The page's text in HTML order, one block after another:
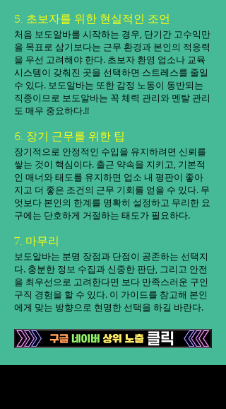
5. 초보자를 위한 현실적인 조언
처음 보도알바를 시작하는 경우, 단기간 고수익만
을 목표로 삼기보다는 근무 환경과 본인의 적응력
을 우선 고려해야 한다. 초보자 환영 업소나 교육
시스템이 갖춰진 곳을 선택하면 스트레스를 줄일
수 있다. 보도알바는 또한 감정 노동이 동반되는
직종이므로 보도알바는 꼭 체력 관리와 멘탈 관리
도 매우 중요하다.!!
6. 장기 근무를 위한 팁
장기적으로 안정적인 수입을 유지하려면 신뢰를
쌓는 것이 핵심이다. 출근 약속을 지키고, 기본적
인 매너와 태도를 유지하면 업소 내 평판이 좋아
지고 더 좋은 조건의 근무 기회를 얻을 수 있다. 무
엇보다 본인의 한계를 명확히 설정하고 무리한 요
구에는 단호하게 거절하는 태도가 필요하다.
7. 마무리
보도알바는 분명 장점과 단점이 공존하는 선택지
다. 충분한 정보 수집과 신중한 판단, 그리고 안전
을 최우선으로 고려한다면 보다 만족스러운 구인
구직 경험을 할 수 있다. 이 가이드를 참고해 본인
에게 맞는 방향으로 현명한 선택을 하길 바란다.